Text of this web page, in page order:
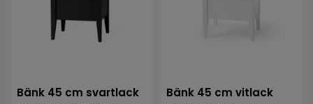
Bänk 45 cm svartlack
Bänk 45 cm vitlack